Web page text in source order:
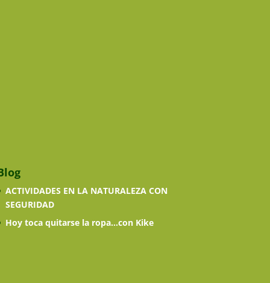
ACTIVIDADES EN LA NATURALEZA CON
SEGURIDAD
Hoy toca quitarse la ropa…con Kike